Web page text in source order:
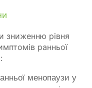
зниженню рівня
ранньої
менопаузи у